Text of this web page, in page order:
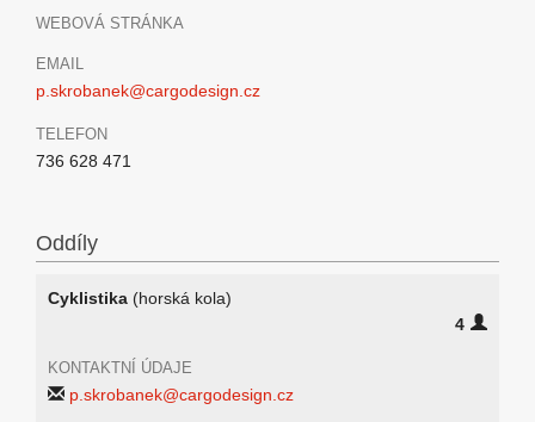
WEBOVÁ STRÁNKA
EMAIL
p.skrobanek@cargodesign.cz
TELEFON
736 628 471
Oddíly
Cyklistika (horská kola)
4
KONTAKTNÍ ÚDAJE
p.skrobanek@cargodesign.cz